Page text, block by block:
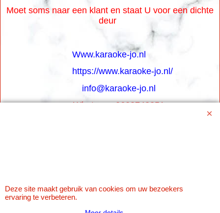
Moet soms naar een klant en staat U voor een dichte
deur
Www.karaoke-jo.nl
https://www.karaoke-jo.nl/
info@karaoke-jo.nl
Whatsapp 0623748251
Deze site maakt gebruik van cookies om uw bezoekers
ervaring te verbeteren.